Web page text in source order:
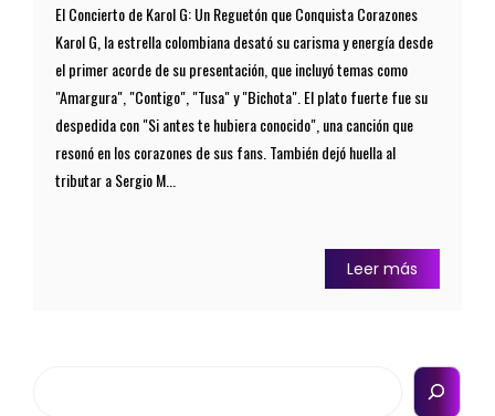
El Concierto de Karol G: Un Reguetón que Conquista Corazones
Karol G, la estrella colombiana desató su carisma y energía desde
el primer acorde de su presentación, que incluyó temas como
"Amargura", "Contigo", "Tusa" y "Bichota". El plato fuerte fue su
despedida con "Si antes te hubiera conocido", una canción que
resonó en los corazones de sus fans. También dejó huella al
tributar a Sergio M...
Leer más